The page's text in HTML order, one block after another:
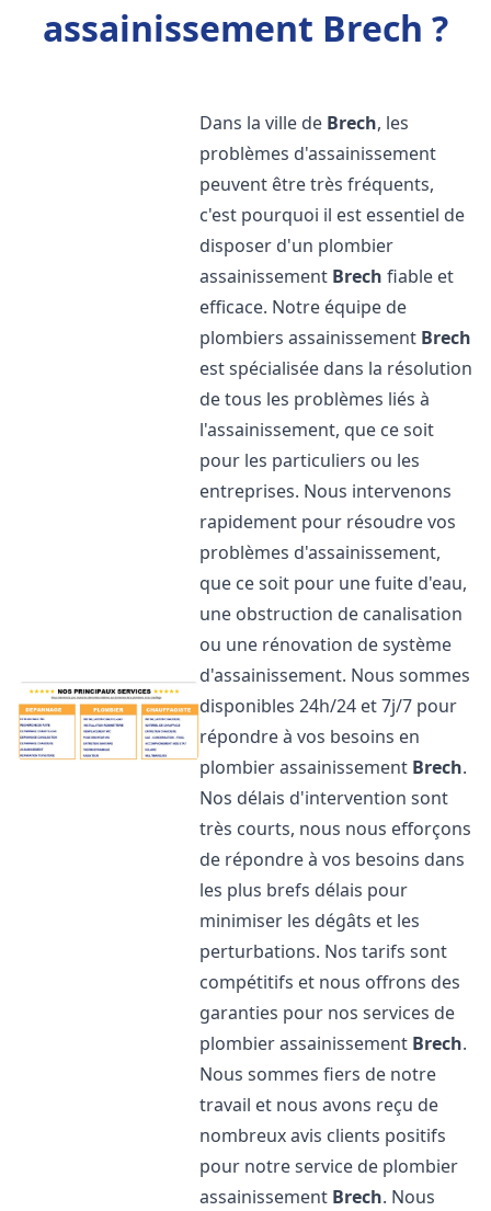
assainissement Brech ?
Dans la ville de Brech, les
problèmes d'assainissement
peuvent être très fréquents,
c'est pourquoi il est essentiel de
disposer d'un plombier
assainissement Brech fiable et
efficace. Notre équipe de
plombiers assainissement Brech
est spécialisée dans la résolution
de tous les problèmes liés à
l'assainissement, que ce soit
pour les particuliers ou les
entreprises. Nous intervenons
rapidement pour résoudre vos
problèmes d'assainissement,
que ce soit pour une fuite d'eau,
une obstruction de canalisation
ou une rénovation de système
d'assainissement. Nous sommes
disponibles 24h/24 et 7j/7 pour
répondre à vos besoins en
plombier assainissement Brech.
Nos délais d'intervention sont
très courts, nous nous efforçons
de répondre à vos besoins dans
les plus brefs délais pour
minimiser les dégâts et les
perturbations. Nos tarifs sont
compétitifs et nous offrons des
garanties pour nos services de
plombier assainissement Brech.
Nous sommes fiers de notre
travail et nous avons reçu de
nombreux avis clients positifs
pour notre service de plombier
assainissement Brech. Nous